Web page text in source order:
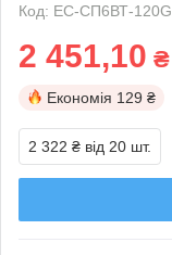
Код: ЕС-СП6ВТ-120G
2 451,10 ₴
Економія 129 ₴
2 322 ₴ від 20 шт.